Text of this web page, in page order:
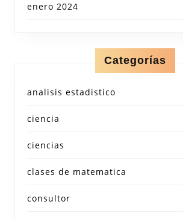
enero 2024
Categorías
analisis estadistico
ciencia
ciencias
clases de matematica
consultor